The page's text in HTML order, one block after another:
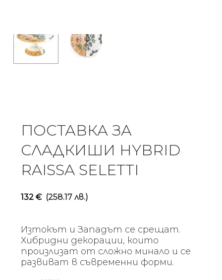
ПОСТАВКА ЗА
СЛАДКИШИ HYBRID
RAISSA SELETTI
132 € (258.17 лв.)
Изтокът и Западът се срещат.
Хибридни декорации, които
произлизат от сложно минало и се
развиват в съвременни форми.